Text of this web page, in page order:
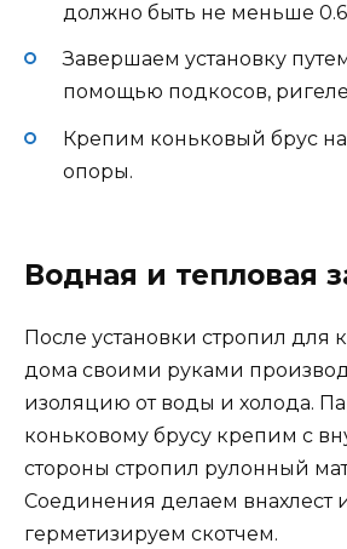
должно быть не меньше 0.6
Завершаем установку
помощью подкосов,
Крепим коньковый брус
опоры.
Водная и тепловая
После установки стропил для
дома своими руками
изоляцию от воды и холода.
коньковому брусу крепим с
стороны стропил рулонный
Соединения делаем внахлест
герметизируем скотчем.